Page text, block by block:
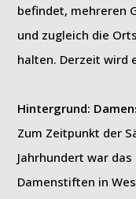
befindet, mehreren
und zugleich die
halten. Derzeit wird
Hintergrund:
Zum Zeitpunkt der
Jahrhundert war
Damenstiften in